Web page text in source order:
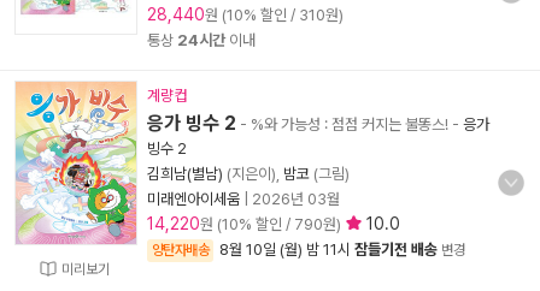
28,440원 (10% 할인 / 310원)
통상 24시간이내
미리보기
계량컵
응가 빙수 2 - %와 가능성 : 점점 커지는 불똥스! - 응가
빙수 2
김희남(별남) (지은이), 밤코 (그림)
미래엔아이세움
2026년 03월
14,220원 (10% 할인 / 790원) 10.0
양탄자배송 8월 10일 (월) 밤 11시 잠들기전 배송 변경